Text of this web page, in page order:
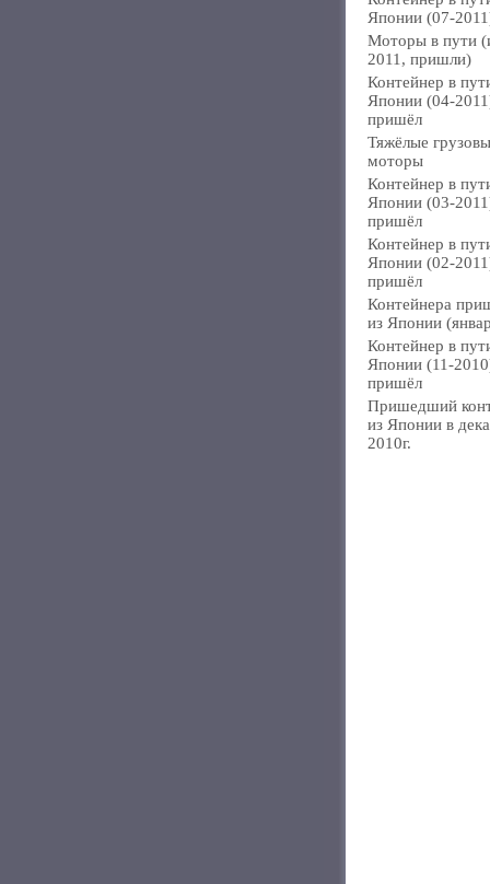
Японии (07-
Моторы в пути
2011, пришли)
Контейнер в
Японии (04-
пришёл
Тяжёлые
моторы
Контейнер в
Японии (03-
пришёл
Контейнер в
Японии (02-
пришёл
Контейнера
из Японии
Контейнер в
Японии (11-
пришёл
Пришедший
из Японии в
2010г.